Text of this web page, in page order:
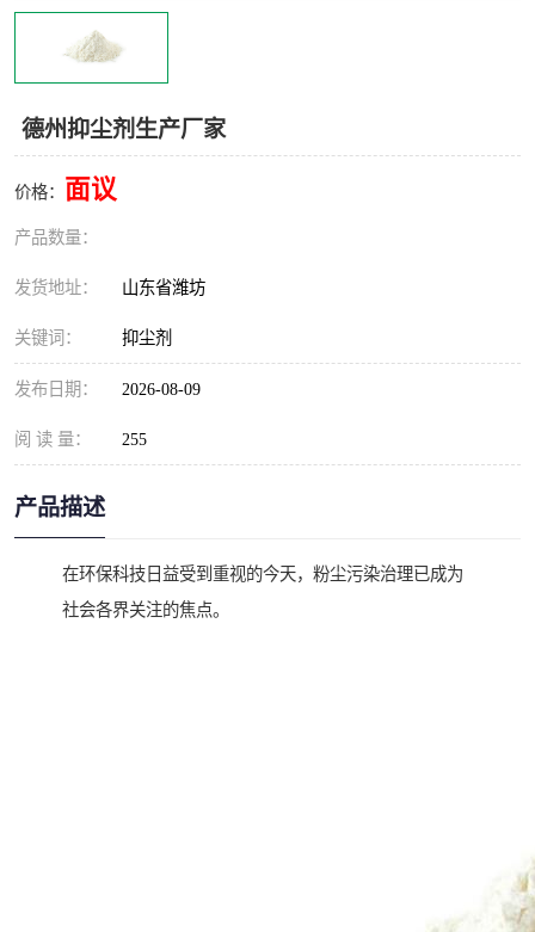
德州抑尘剂生产厂家
价格： 面议
产品数量：
发货地址： 山东省潍坊
关键词： 抑尘剂
发布日期： 2026-08-09
阅 读 量： 255
产品描述
在环保科技日益受到重视的今天，粉尘污染治理已成为
社会各界关注的焦点。